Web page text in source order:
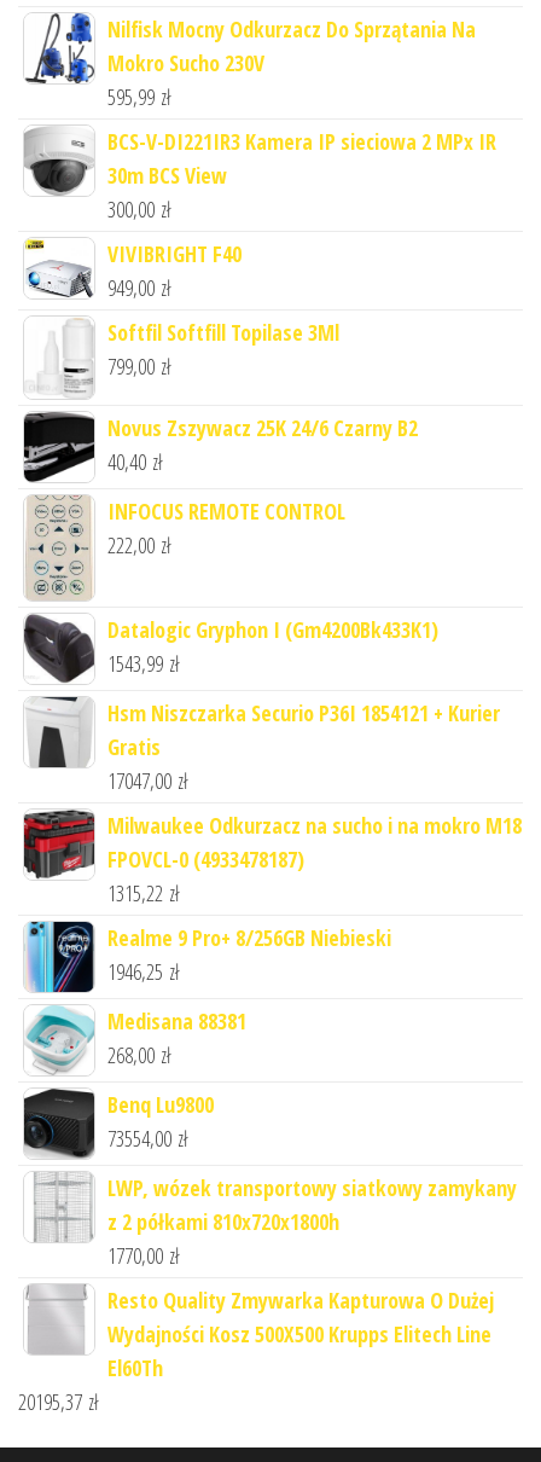
Nilfisk Mocny Odkurzacz Do Sprzątania Na
Mokro Sucho 230V
595,99 zł
BCS-V-DI221IR3 Kamera IP sieciowa 2 MPx IR
30m BCS View
300,00 zł
VIVIBRIGHT F40
949,00 zł
Softfil Softfill Topilase 3Ml
799,00 zł
Novus Zszywacz 25K 24/6 Czarny B2
40,40 zł
INFOCUS REMOTE CONTROL
222,00 zł
Datalogic Gryphon I (Gm4200Bk433K1)
1543,99 zł
Hsm Niszczarka Securio P36I 1854121 + Kurier
Gratis
17047,00 zł
Milwaukee Odkurzacz na sucho i na mokro M18
FPOVCL-0 (4933478187)
1315,22 zł
Realme 9 Pro+ 8/256GB Niebieski
1946,25 zł
Medisana 88381
268,00 zł
Benq Lu9800
73554,00 zł
LWP, wózek transportowy siatkowy zamykany
z 2 półkami 810x720x1800h
1770,00 zł
Resto Quality Zmywarka Kapturowa O Dużej
Wydajności Kosz 500X500 Krupps Elitech Line
El60Th
20195,37 zł